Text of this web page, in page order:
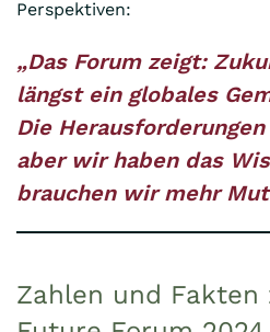
Perspektiven:
„Das Forum zeigt:
längst ein globales
Die
aber wir haben das
brauchen wir mehr
Zahlen und Fakten